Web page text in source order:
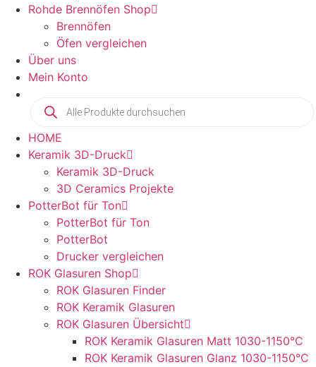
Rohde Brennöfen Shop
Brennöfen
Öfen vergleichen
Über uns
Mein Konto
HOME
Keramik 3D-Druck
Keramik 3D-Druck
3D Ceramics Projekte
PotterBot für Ton
PotterBot für Ton
PotterBot
Drucker vergleichen
ROK Glasuren Shop
ROK Glasuren Finder
ROK Keramik Glasuren
ROK Glasuren Übersicht
ROK Keramik Glasuren Matt 1030-1150°C
ROK Keramik Glasuren Glanz 1030-1150°C